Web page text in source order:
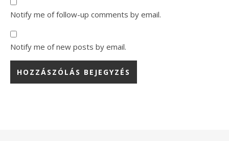
Notify me of follow-up comments by email.
Notify me of new posts by email.